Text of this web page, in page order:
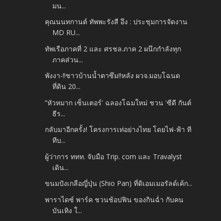
มน...
คุณนนทกานต์ ทัพพะรังสี อึง : ประชุมการจัดงาน
MD RU...
ทัพเรือภาคที่ 2 และ ศรชล.ภาค 2 ผนึกกำลังทุก
ภาคส่วน...
พังงา-!!ชาวบ้านน้ำตาซึม!!หลัง ผวจ.มอบโฉนด
ที่ดิน 20...
“หัวหมาก เซ็นเตอร์' ฉลองโฉมใหม่ ชวน 'ซีดี กันต์
ธีร...
กลับมาอีกครั้ง! โครงการเท่อย่างไทย โดยไฟ-ฟ้า ที
ทีบ...
ผู้ว่าการ ททท. จับมือ Trip. com และ Travalyst
เดิน...
ขนมปังเกลือญี่ปุ่น (Shio Pan) ที่ดิเอมเมอรัลด์เค้ก...
พาราไดซ์ พาร์ค ชวนช้อปฟิน ของกินฉ่ำ กับคน
บันเทิง ใ...